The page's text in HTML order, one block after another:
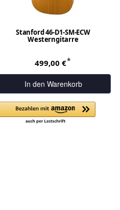
Stanford 46-D1-SM-ECW
Westerngitarre
499,00 €*
In den Warenkorb